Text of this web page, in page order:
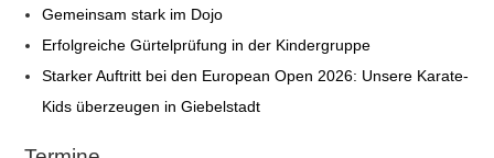
Gemeinsam stark im Dojo
Erfolgreiche Gürtelprüfung in der Kindergruppe
Starker Auftritt bei den European Open 2026: Unsere Karate-
Kids überzeugen in Giebelstadt